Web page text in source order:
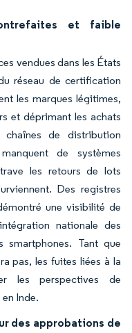
et faible
vendues dans les États
réseau de certification
les marques légitimes,
et déprimant les achats
de distribution
de systèmes
les retours de lots
Des registres
une visibilité de
nationale des
smartphones. Tant que
pas, les fuites liées à la
les perspectives de
Inde.
des approbations de